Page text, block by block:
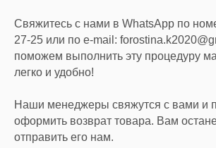
Свяжитесь с нами в WhatsApp по
27-25 или по e-mail:
поможем выполнить эту процедуру
легко и удобно!
Наши менеджеры свяжутся с вами и
оформить возврат товара. Вам
отправить его нам.